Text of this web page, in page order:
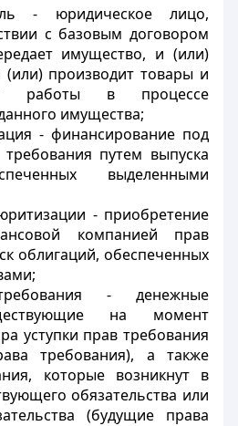
- юридическое лицо,
с базовым договором
имущество, и (или)
(или) производит товары и
работы в процессе
имущества;
- финансирование под
требования путем выпуска
выделенными
- приобретение
компанией прав
облигаций, обеспеченных
- денежные
на момент
уступки прав требования
требования), а также
которые возникнут в
обязательства или
(будущие права